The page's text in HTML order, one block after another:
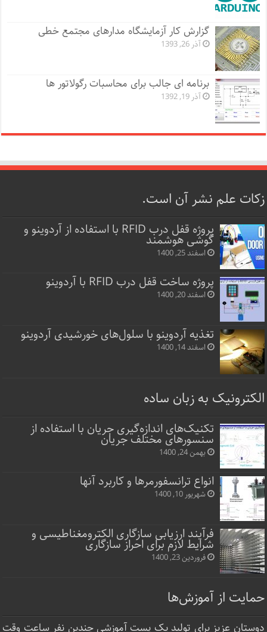
گزارش کار آزمایشگاه مدارهای مجتمع خطی
آذر 26, 1393
برنامه ای جالب برای محاسبات رگولاتور ها
آذر 19, 1392
زکات علم نشر آن است.
پروژه قفل‌ درب RFID با استفاده از آردوینو و
گوشی هوشمند
اسفند 25, 1400
پروژه ساخت قفل‌ درب RFID با آردوینو
اسفند 20, 1400
تغذیه آردوینو با سلول‌های خورشیدی آردوینو
اسفند 14, 1400
الکترونیک به زبان ساده
تکنیک‌های اندازه‌گیری جریان با استفاده از
سنسورهای مختلف جریان
بهمن 24, 1400
انواع ترانسفورمرها و کاربرد آنها
شهریور 10, 1400
فرآیند ارزیابی سازگاری الکترومغناطیسی و
شرایط لازم برای احراز سازگاری
فروردین 23, 1400
حمایت از آموزش‌ها
دوستان عزیز برای تولید یک پست آموزشی چندین نفر ساعت‌ وقت